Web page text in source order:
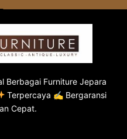
Berbagai Furniture Jepara
Terpercaya ✍ Bergaransi
Cepat.